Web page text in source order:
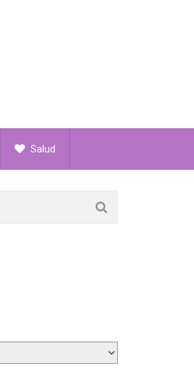
Salud